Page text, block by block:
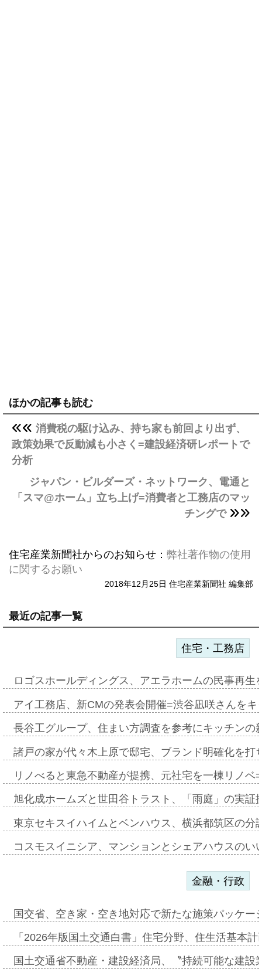
ほかの記事も読む
消費税の駆け込み、持ち家も前回より出ず、
政策効果で反動減も小さく=建設経済研レポートで
分析
ジャパン・ビルダーズ・ネットワーク、電通と
「スマ@ホーム」立ち上げ=消費者と工務店のマッ
チングで
住宅産業新聞社からのお知らせ： 弊社著作物の使用
に関するお願い
2018年12月25日 住宅産業新聞社 編集部
最近の記事一覧
住宅・工務店
ロゴスホールディングス、アエラホームの民事再
アイ工務店、新CMの発表会開催=渋谷凪咲さんを
長谷工グループ、住まい方調査を参考にキッチン
諸戸の家が代々木上原で邸宅、ブランド明確化を
リノべると東急不動産が提携、元社宅を一棟リノ
旭化成ホームズと世田谷トラスト、「雨庭」の実
東京セキスイハイムとベンハウス、横浜都筑区の
コスモスイニシア、マンションとシェアハウスの
金融・行政
国交省、空き家・空き地対応で新たな施策パッケ
「2026年版国土交通白書」住宅分野、住生活基本
国土交通省不動産・建設経済局、〝持続可能な建